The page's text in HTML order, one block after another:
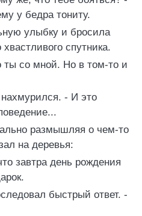
у бедра тониту.
улыбку и бросила
спутника.
ты со мной. Но в том-то и
- И это
размышляя о чем-то
на деревья:
завтра день рождения
быстрый ответ. -